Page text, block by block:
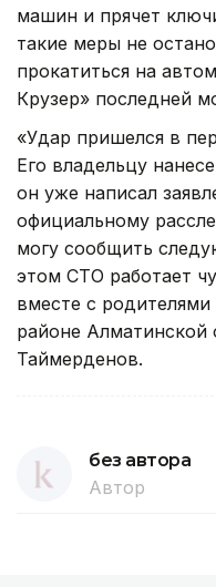
машин и прячет
такие меры не
прокатиться на
Крузер» последней
«Удар пришелся в
Его владельцу
он уже написал
официальному
могу сообщить
этом СТО работает
вместе с
районе
Таймерденов.
без автора
Автор